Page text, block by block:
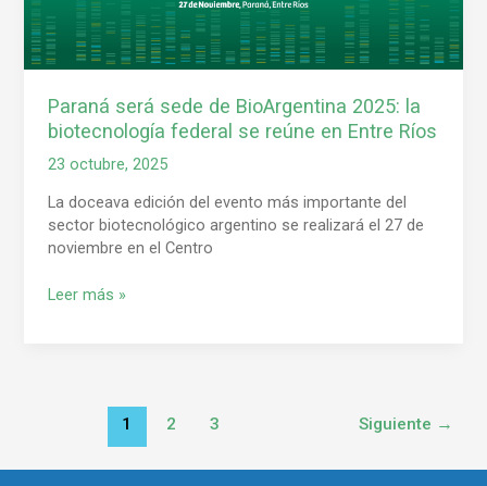
Paraná será sede de BioArgentina 2025: la
biotecnología federal se reúne en Entre Ríos
23 octubre, 2025
La doceava edición del evento más importante del
sector biotecnológico argentino se realizará el 27 de
noviembre en el Centro
biotecnología
federal
se
en
Entre
Ríos
Leer más »
1 2 3 Siguiente →